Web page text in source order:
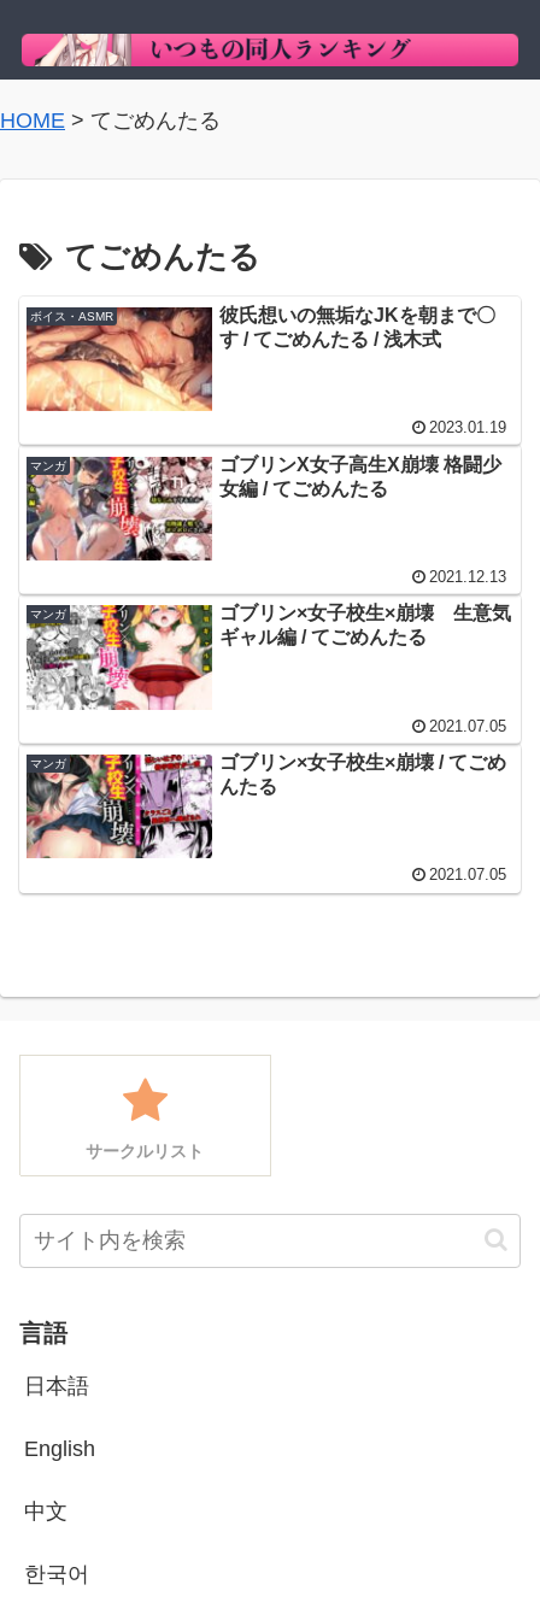
HOME > てごめんたる
てごめんたる
ボイス・ASMR
彼氏想いの無垢なJKを朝まで〇
す / てごめんたる / 浅木式
2023.01.19
マンガ
ゴブリンX女子高生X崩壊 格闘少
女編 / てごめんたる
2021.12.13
マンガ
ゴブリン×女子校生×崩壊 生意気
ギャル編 / てごめんたる
2021.07.05
マンガ
ゴブリン×女子校生×崩壊 / てごめ
んたる
2021.07.05
サークルリスト
言語
日本語
English
中文
한국어